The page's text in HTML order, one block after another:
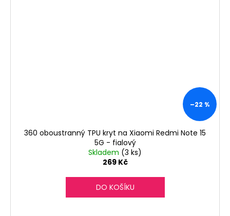
–22 %
360 oboustranný TPU kryt na Xiaomi Redmi Note 15
5G - fialový
Skladem (3 ks)
269 Kč
DO KOŠÍKU